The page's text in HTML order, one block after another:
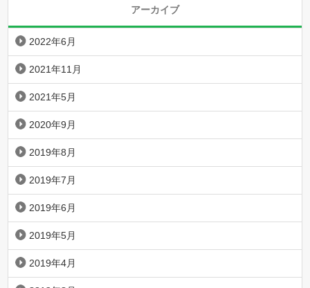
アーカイブ
2022年6月
2021年11月
2021年5月
2020年9月
2019年8月
2019年7月
2019年6月
2019年5月
2019年4月